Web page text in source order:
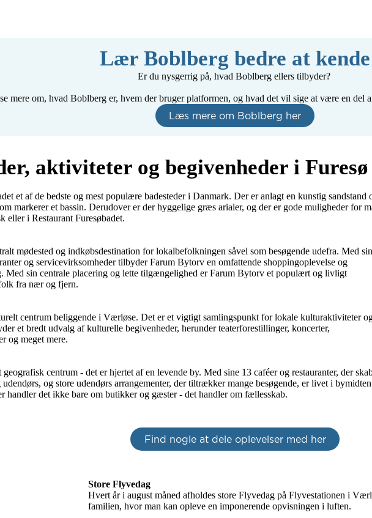
arrangere noget og
lære hinanden bedre Lær Boblberg bedre at kende
Er du nysgerrig på, hvad Boblberg ellers tilbyder?
mere om, hvad Boblberg er, hvem der bruger platformen, og hvad det vil sige at være en del
Læs mere om Boblberg her
aktiviteter og begivenheder i Furesø
et af de bedste og mest populære badesteder i Danmark. Der er anlagt en kunstig sandstand
markerer et bassin. Derudover er der hyggelige græs arialer, og der er gode muligheder for
eller i Restaurant Furesøbadet.
mødested og indkøbsdestination for lokalbefolkningen såvel som besøgende udefra. Med sin
og servicevirksomheder tilbyder Farum Bytorv en omfattende shoppingoplevelse og
Med sin centrale placering og lette tilgængelighed er Farum Bytorv et populært og livligt
fra nær og fjern.
centrum beliggende i Værløse. Det er et vigtigt samlingspunkt for lokale kulturaktiviteter
et bredt udvalg af kulturelle begivenheder, herunder teaterforestillinger, koncerter,
og meget mere.
centrum - det er hjertet af en levende by. Med sine 13 caféer og restauranter, der
og store udendørs arrangementer, der tiltrækker mange besøgende, er livet i bymidten
handler det ikke bare om butikker og gæster - det handler om fællesskab.
Find nogle at dele oplevelser med her
Store Flyvedag
Hvert år i august måned afholdes store Flyvedag på Flyvestationen i
familien, hvor man kan opleve en imponerende opvisningen i luften.